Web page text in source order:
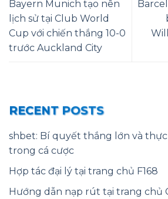
Bayern Munich tạo nên
lịch sử tại Club World
Cup với chiến thắng 10-0
trước Auckland City
RECENT POSTS
shbet: Bí quyết thắng lớn và thực
trong cá cược
Hợp tác đại lý tại trang chủ F168
Hướng dẫn nạp rút tại trang chủ